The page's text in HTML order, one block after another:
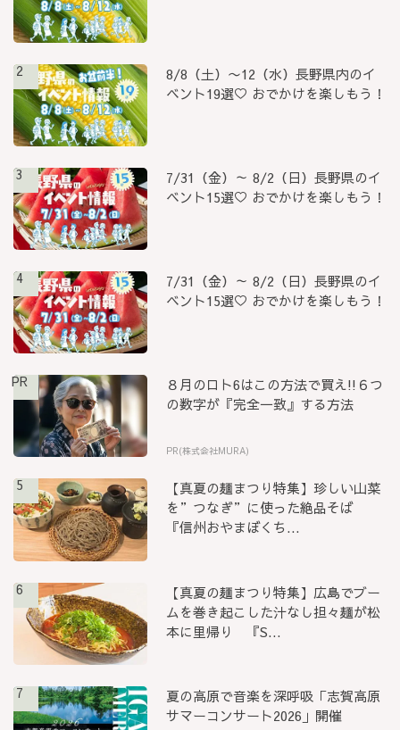
2
8/8（土）〜12（水）長野県内のイ
ベント19選♡ おでかけを楽しもう！
3
7/31（金）～ 8/2（日）長野県のイ
ベント15選♡ おでかけを楽しもう！
4
7/31（金）～ 8/2（日）長野県のイ
ベント15選♡ おでかけを楽しもう！
PR
８月のロト6はこの方法で買え!!６つ
の数字が『完全一致』する方法
PR(株式会社MURA)
5
【真夏の麺まつり特集】珍しい山菜
を”つなぎ”に使った絶品そば
『信州おやまぼくち...
6
【真夏の麺まつり特集】広島でブー
ムを巻き起こした汁なし担々麺が松
本に里帰り 『S...
7
夏の高原で音楽を深呼吸「志賀高原
サマーコンサート2026」開催